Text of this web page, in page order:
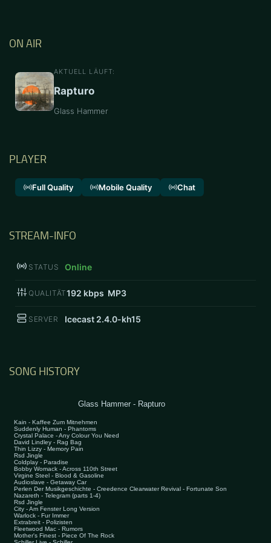
ON AIR
AKTUELL LÄUFT:
Rapturo
Glass Hammer
PLAYER
Full Quality Mobile Quality Chat
STREAM-INFO
STATUS Online
QUALITÄT192 kbps MP3
SERVER Icecast 2.4.0-kh15
SONG HISTORY